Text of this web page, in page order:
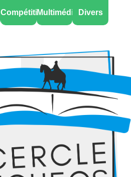
CompétitionsMultimédia Divers